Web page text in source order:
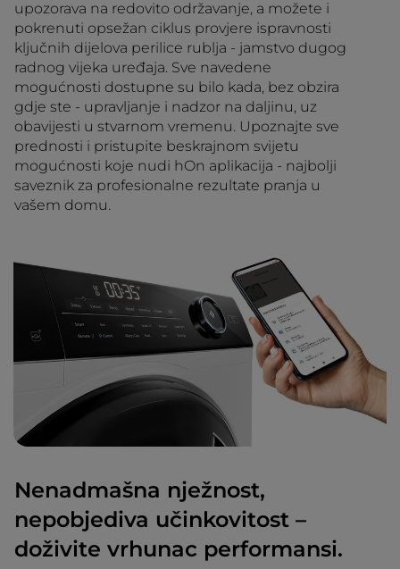
upozorava na redovito održavanje, a možete i
pokrenuti opsežan ciklus provjere ispravnosti
ključnih dijelova perilice rublja - jamstvo dugog
radnog vijeka uređaja. Sve navedene
mogućnosti dostupne su bilo kada, bez obzira
gdje ste - upravljanje i nadzor na daljinu, uz
obavijesti u stvarnom vremenu. Upoznajte sve
prednosti i pristupite beskrajnom svijetu
mogućnosti koje nudi hOn aplikacija - najbolji
saveznik za profesionalne rezultate pranja u
vašem domu.
Nenadmašna nježnost,
nepobjediva učinkovitost –
doživite vrhunac performansi.